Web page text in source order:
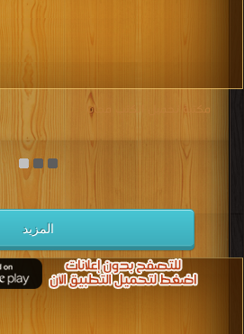
مكتبة تحميل الكتب مجانا
المزيد